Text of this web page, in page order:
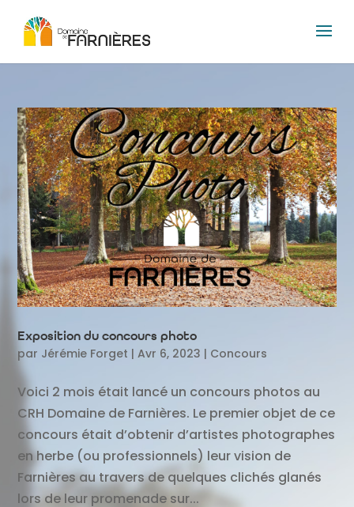
Exposition du concours photo
par Jérémie Forget |Avr 6, 2023 | Concours
Voici 2 mois était lancé un concours photos au
CRH Domaine de Farnières. Le premier objet de ce
concours était d’obtenir d’artistes photographes
en herbe (ou professionnels) leur vision de
Farnières au travers de quelques clichés glanés
lors de leur promenade sur...